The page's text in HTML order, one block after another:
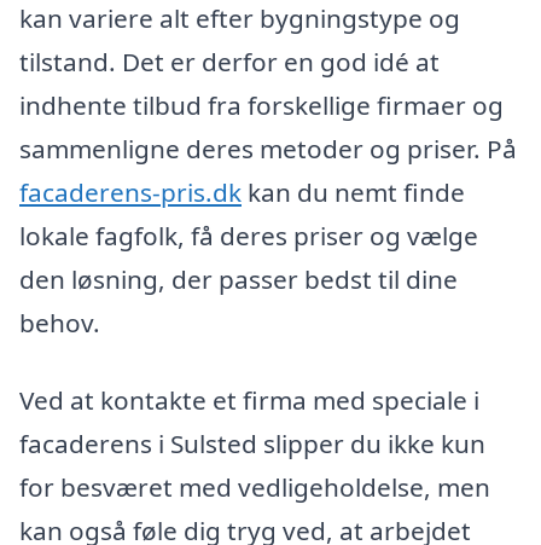
kan variere alt efter bygningstype og
tilstand. Det er derfor en god idé at
indhente tilbud fra forskellige firmaer og
sammenligne deres metoder og priser. På
facaderens-pris.dk kan du nemt finde
lokale fagfolk, få deres priser og vælge
den løsning, der passer bedst til dine
behov.
Ved at kontakte et firma med speciale i
facaderens i Sulsted slipper du ikke kun
for besværet med vedligeholdelse, men
kan også føle dig tryg ved, at arbejdet